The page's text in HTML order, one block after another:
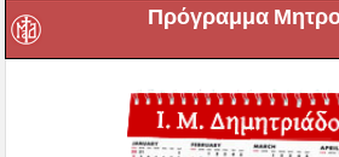
Πρόγραμμα